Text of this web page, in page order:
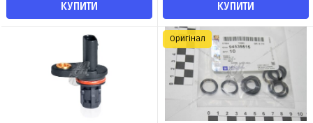
КУПИТИ КУПИТИ
Оригінал